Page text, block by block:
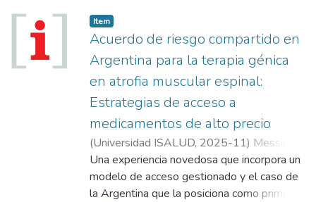
claves de su impacto sanitario.
Item
Acuerdo de riesgo compartido en
Argentina para la terapia génica
en atrofia muscular espinal:
Estrategias de acceso a
medicamentos de alto precio
(Universidad ISALUD, 2025-11) Messina,
Natalia Soledad
Una experiencia novedosa que incorpora un
modelo de acceso gestionado y el caso de
la Argentina que la posiciona como primer